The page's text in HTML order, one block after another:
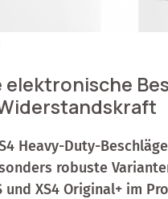
elektronische
Heavy-Duty-
robuste
und XS4 Original+ im